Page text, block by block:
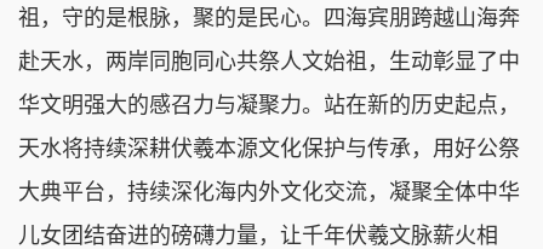
祖，守的是根脉，聚的是民心。四海宾朋跨越山海奔
赴天水，两岸同胞同心共祭人文始祖，生动彰显了中
华文明强大的感召力与凝聚力。站在新的历史起点，
天水将持续深耕伏羲本源文化保护与传承，用好公祭
大典平台，持续深化海内外文化交流，凝聚全体中华
儿女团结奋进的磅礴力量，让千年伏羲文脉薪火相